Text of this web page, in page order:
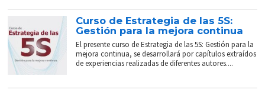
Curso de Estrategia de las 5S:
Gestión para la mejora continua
El presente curso de Estrategia de las 5S: Gestión para la
mejora continua, se desarrollará por capítulos extraídos
de experiencias realizadas de diferentes autores....